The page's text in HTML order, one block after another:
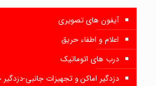
آیفون های تصویری
اعلام و اطفاء حریق
درب های اتوماتیک
دزدگیر اماکن و تجهیزات جانبی-دزدگیر